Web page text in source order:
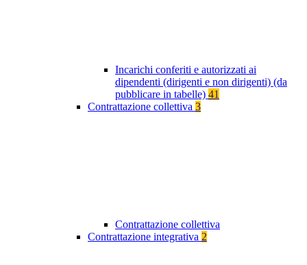
Incarichi conferiti e autorizzati ai
dipendenti (dirigenti e non dirigenti) (da
pubblicare in tabelle) 41
Contrattazione collettiva 3
Contrattazione collettiva
Contrattazione integrativa 2